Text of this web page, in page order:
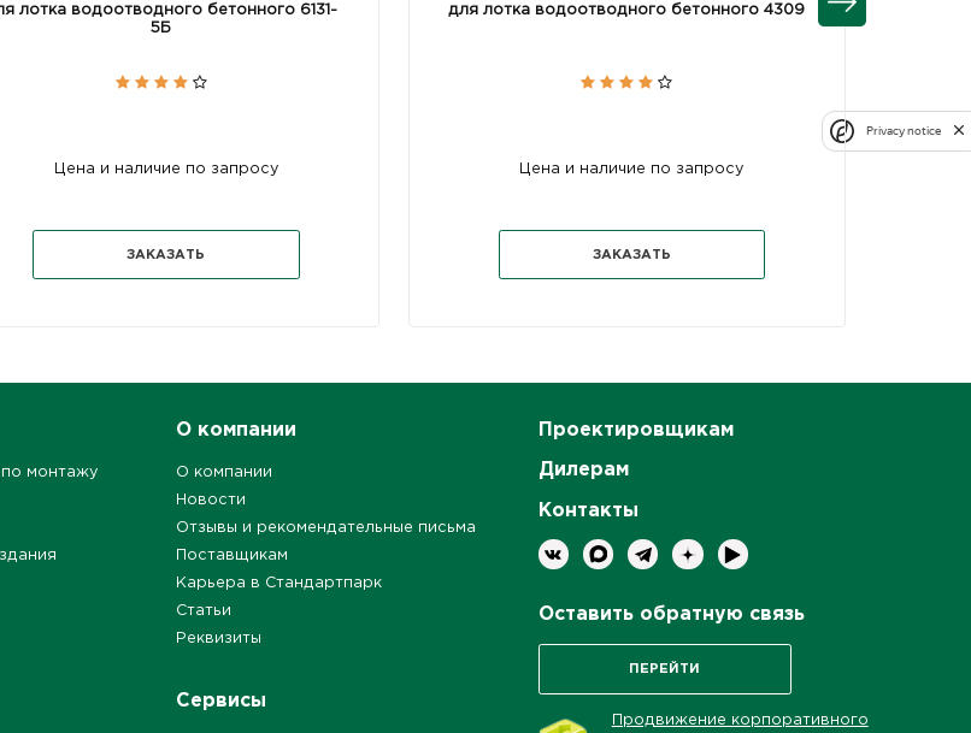
лотка водоотводного бетонного 6131-
5Б
Цена и наличие по запросу
ЗАКАЗАТЬ
для лотка водоотводного бетонного 4309
Цена и наличие по запросу
ЗАКАЗАТЬ
монтажу
О компании
О компании
Новости
Отзывы и рекомендательные письма
Поставщикам
Карьера в Стандартпарк
Статьи
Реквизиты
Сервисы
Проектировщикам
Дилерам
Контакты
Оставить обратную связь
ПЕРЕЙТИ
Продвижение корпоративного
Privacy notice